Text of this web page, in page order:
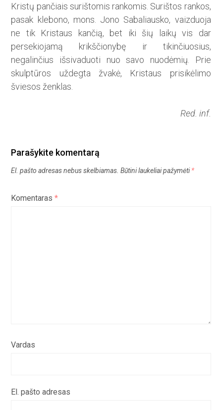
Kristų pančiais surištomis rankomis. Surištos rankos,
pasak klebono, mons. Jono Sabaliausko, vaizduoja
ne tik Kristaus kančią, bet iki šių laikų vis dar
persekiojamą krikščionybę ir tikinčiuosius,
negalinčius išsivaduoti nuo savo nuodėmių. Prie
skulptūros uždegta žvakė, Kristaus prisikėlimo
šviesos ženklas.
Red. inf.
Parašykite komentarą
El. pašto adresas nebus skelbiamas. Būtini laukeliai pažymėti*
Komentaras*
Vardas
El. pašto adresas